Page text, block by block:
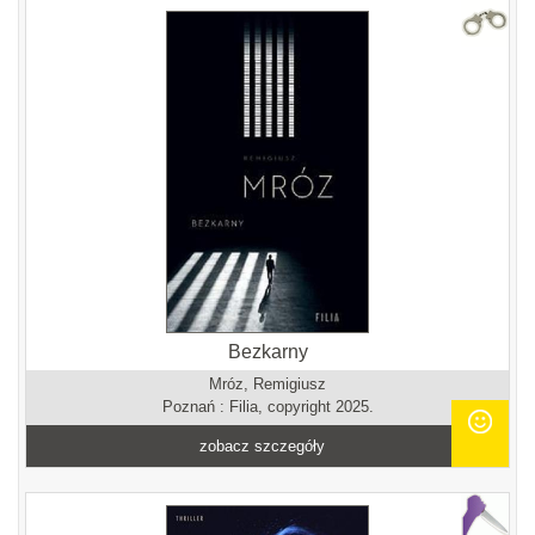
Bezkarny
Mróz, Remigiusz
Poznań : Filia, copyright 2025.
zobacz szczegóły